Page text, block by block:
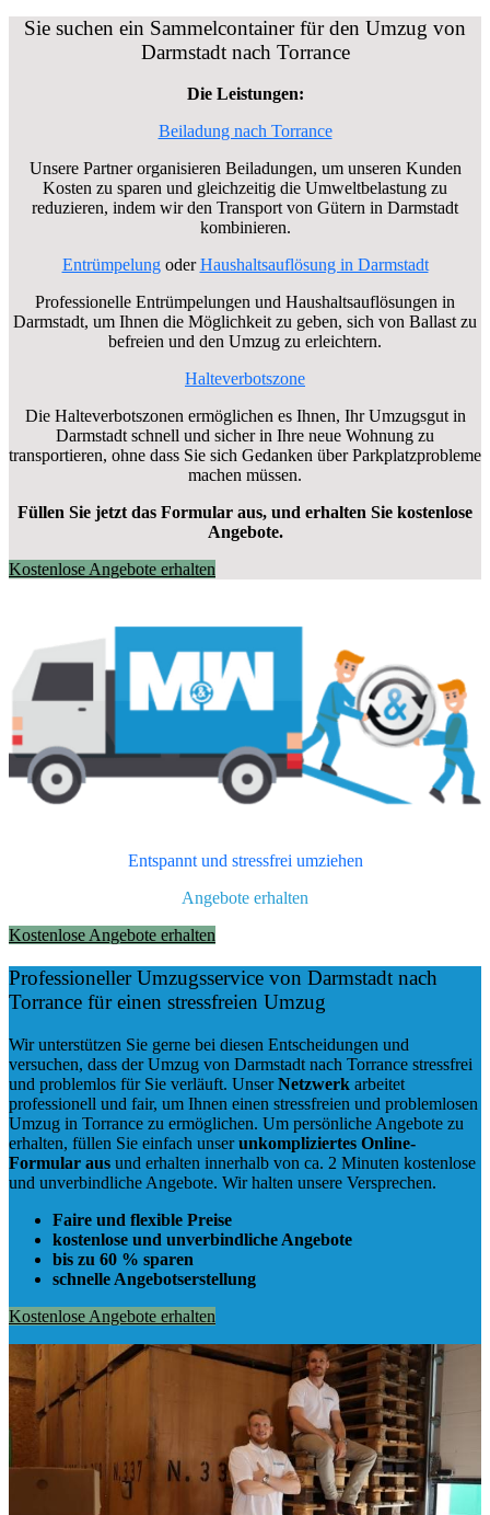
Sie suchen ein Sammelcontainer für den Umzug von
Darmstadt nach Torrance
Die Leistungen:
Beiladung nach Torrance
Unsere Partner organisieren Beiladungen, um unseren Kunden
Kosten zu sparen und gleichzeitig die Umweltbelastung zu
reduzieren, indem wir den Transport von Gütern in Darmstadt
kombinieren.
EntrümpelungoderHaushaltsauflösung in Darmstadt
Professionelle Entrümpelungen und Haushaltsauflösungen in
Darmstadt, um Ihnen die Möglichkeit zu geben, sich von Ballast zu
befreien und den Umzug zu erleichtern.
Halteverbotszone
Die Halteverbotszonen ermöglichen es Ihnen, Ihr Umzugsgut in
Darmstadt schnell und sicher in Ihre neue Wohnung zu
transportieren, ohne dass Sie sich Gedanken über Parkplatzprobleme
machen müssen.
Füllen Sie jetzt das Formular aus, und erhalten Sie kostenlose
Angebote.
Kostenlose Angebote erhalten
Entspannt und stressfrei umziehen
Angebote erhalten
Kostenlose Angebote erhalten
Professioneller Umzugsservice von Darmstadt nach
Torrance für einen stressfreien Umzug
Wir unterstützen Sie gerne bei diesen Entscheidungen und
versuchen, dass der Umzug von Darmstadt nach Torrance stressfrei
und problemlos für Sie verläuft. UnserNetzwerk arbeitet
professionell und fair, um Ihnen einen stressfreien und problemlosen
Umzug in Torrance zu ermöglichen. Um persönliche Angebote zu
erhalten, füllen Sie einfach unserunkompliziertes Online-
Formular aus und erhalten innerhalb von ca. 2 Minuten kostenlose
und unverbindliche Angebote. Wir halten unsere Versprechen.
Faire und flexible Preise
kostenlose und unverbindliche Angebote
bis zu 60 % sparen
schnelle Angebotserstellung
Kostenlose Angebote erhalten